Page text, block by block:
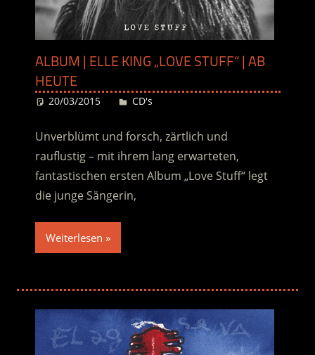
ALBUM | ELLE KING „LOVE STUFF“ | AB
HEUTE
20/03/2015 Desiree
CD's
Unverblümt und forsch, zärtlich und
rauflustig – mit ihrem lang erwarteten,
fantastischen ersten Album „Love Stuff“ legt
die junge Sängerin,
Weiterlesen